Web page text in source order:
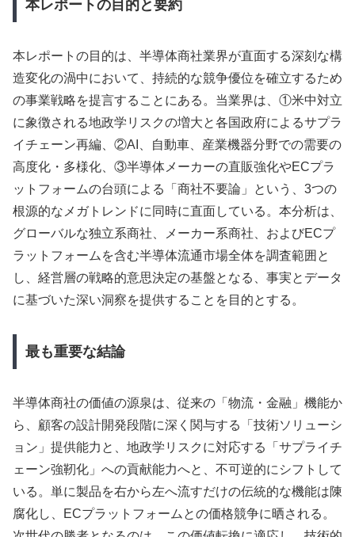
本レポートの目的と要約
本レポートの目的は、半導体商社業界が直面する深刻な構
造変化の渦中において、持続的な競争優位を確立するため
の事業戦略を提言することにある。当業界は、①米中対立
に象徴される地政学リスクの増大と各国政府によるサプラ
イチェーン再編、②AI、自動車、産業機器分野での需要の
高度化・多様化、③半導体メーカーの直販強化やECプラ
ットフォームの台頭による「商社不要論」という、3つの
根源的なメガトレンドに同時に直面している。本分析は、
グローバルな独立系商社、メーカー系商社、およびECプ
ラットフォームを含む半導体流通市場全体を調査範囲と
し、経営層の戦略的意思決定の基盤となる、事実とデータ
に基づいた深い洞察を提供することを目的とする。
最も重要な結論
半導体商社の価値の源泉は、従来の「物流・金融」機能か
ら、顧客の設計開発段階に深く関与する「技術ソリューシ
ョン」提供能力と、地政学リスクに対応する「サプライチ
ェーン強靭化」への貢献能力へと、不可逆的にシフトして
いる。単に製品を右から左へ流すだけの伝統的な機能は陳
腐化し、ECプラットフォームとの価格競争に晒される。